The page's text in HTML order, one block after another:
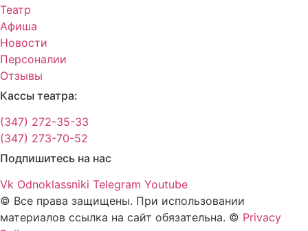
Театр
Афиша
Новости
Персоналии
Отзывы
Кассы театра:
(347) 272-35-33
(347) 273-70-52
Подпишитесь на нас
Vk Odnoklassniki Telegram Youtube
© Все права защищены. При использовании
материалов ссылка на сайт обязательна. © Privacy